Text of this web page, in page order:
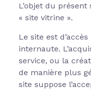
L’objet du
« site vitrine ».
Le site est
internaute.
service, ou la
de manière plus
site suppose